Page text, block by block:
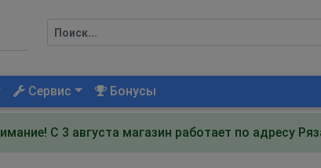
Сервис Бонусы
С 3 августа магазин работает по адресу